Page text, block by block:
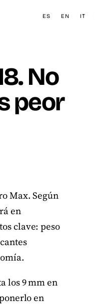
ES EN IT
No
peor
Max. Según
en
clave: peso
los 9 mm en
en